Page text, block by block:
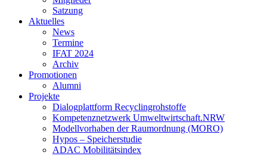
Satzung
Aktuelles
News
Termine
IFAT 2024
Archiv
Promotionen
Alumni
Projekte
Dialogplattform Recyclingrohstoffe
Kompetenznetzwerk Umweltwirtschaft.NRW
Modellvorhaben der Raumordnung (MORO)
Hypos – Speicherstudie
ADAC Mobilitätsindex